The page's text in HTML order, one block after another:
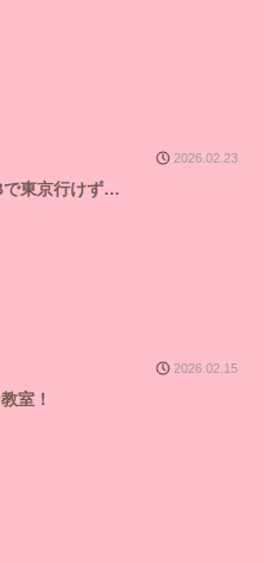
2026.02.23
で東京行けず…
2026.02.15
室！